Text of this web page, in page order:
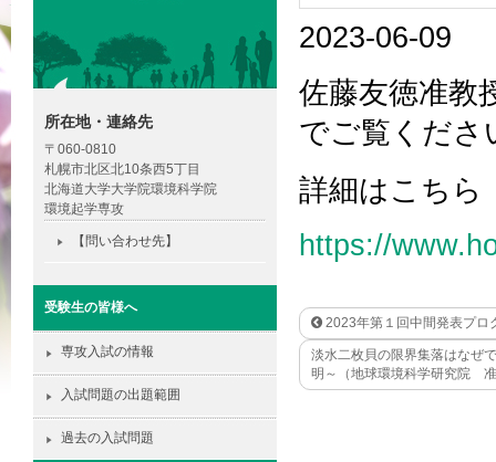
2023-06-09
佐藤友徳准教
でご覧くださ
詳細はこちら
https://
2023年第１回中間発表プロ
淡水二枚貝の限界集落はなぜ
明～（地球環境科学研究院
所在地・連絡先
〒060-0810
札幌市北区北10条西5丁目
北海道大学大学院環境科学院
環境起学専攻
【問い合わせ先】
受験生の皆様へ
専攻入試の情報
入試問題の出題範囲
過去の入試問題